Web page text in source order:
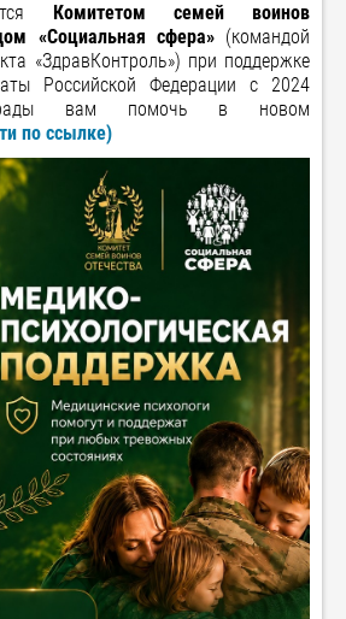
Комитетом семей воинов
«Социальная сфера» (командой
«ЗдравКонтроль») при поддержке
Российской Федерации с 2024
вам помочь в новом
по ссылке)